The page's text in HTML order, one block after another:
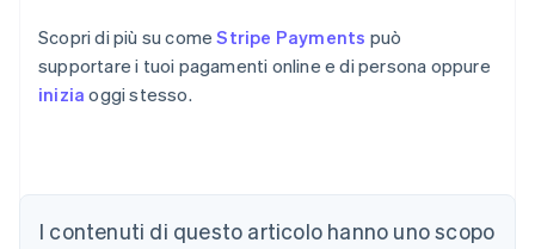
Scopri di più su comeStripe Payments può
supportare i tuoi pagamenti online e di persona oppure
inizia oggi stesso.
I contenuti di questo articolo hanno uno scopo
English